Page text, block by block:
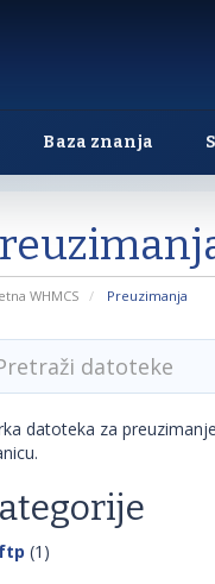
Baza znanja
WHMCS Preuzimanja
datoteka za
ftp (1)